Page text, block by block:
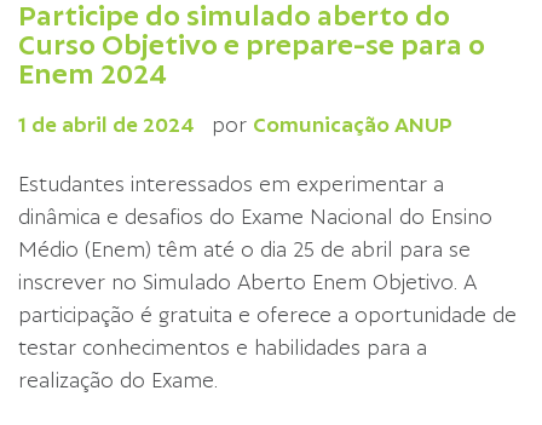
Participe do simulado aberto do
Curso Objetivo e prepare-se para o
Enem 2024
1 de abril de 2024 por Comunicação ANUP
Estudantes interessados em experimentar a
dinâmica e desafios do Exame Nacional do Ensino
Médio (Enem) têm até o dia 25 de abril para se
inscrever no Simulado Aberto Enem Objetivo. A
participação é gratuita e oferece a oportunidade de
testar conhecimentos e habilidades para a
realização do Exame.